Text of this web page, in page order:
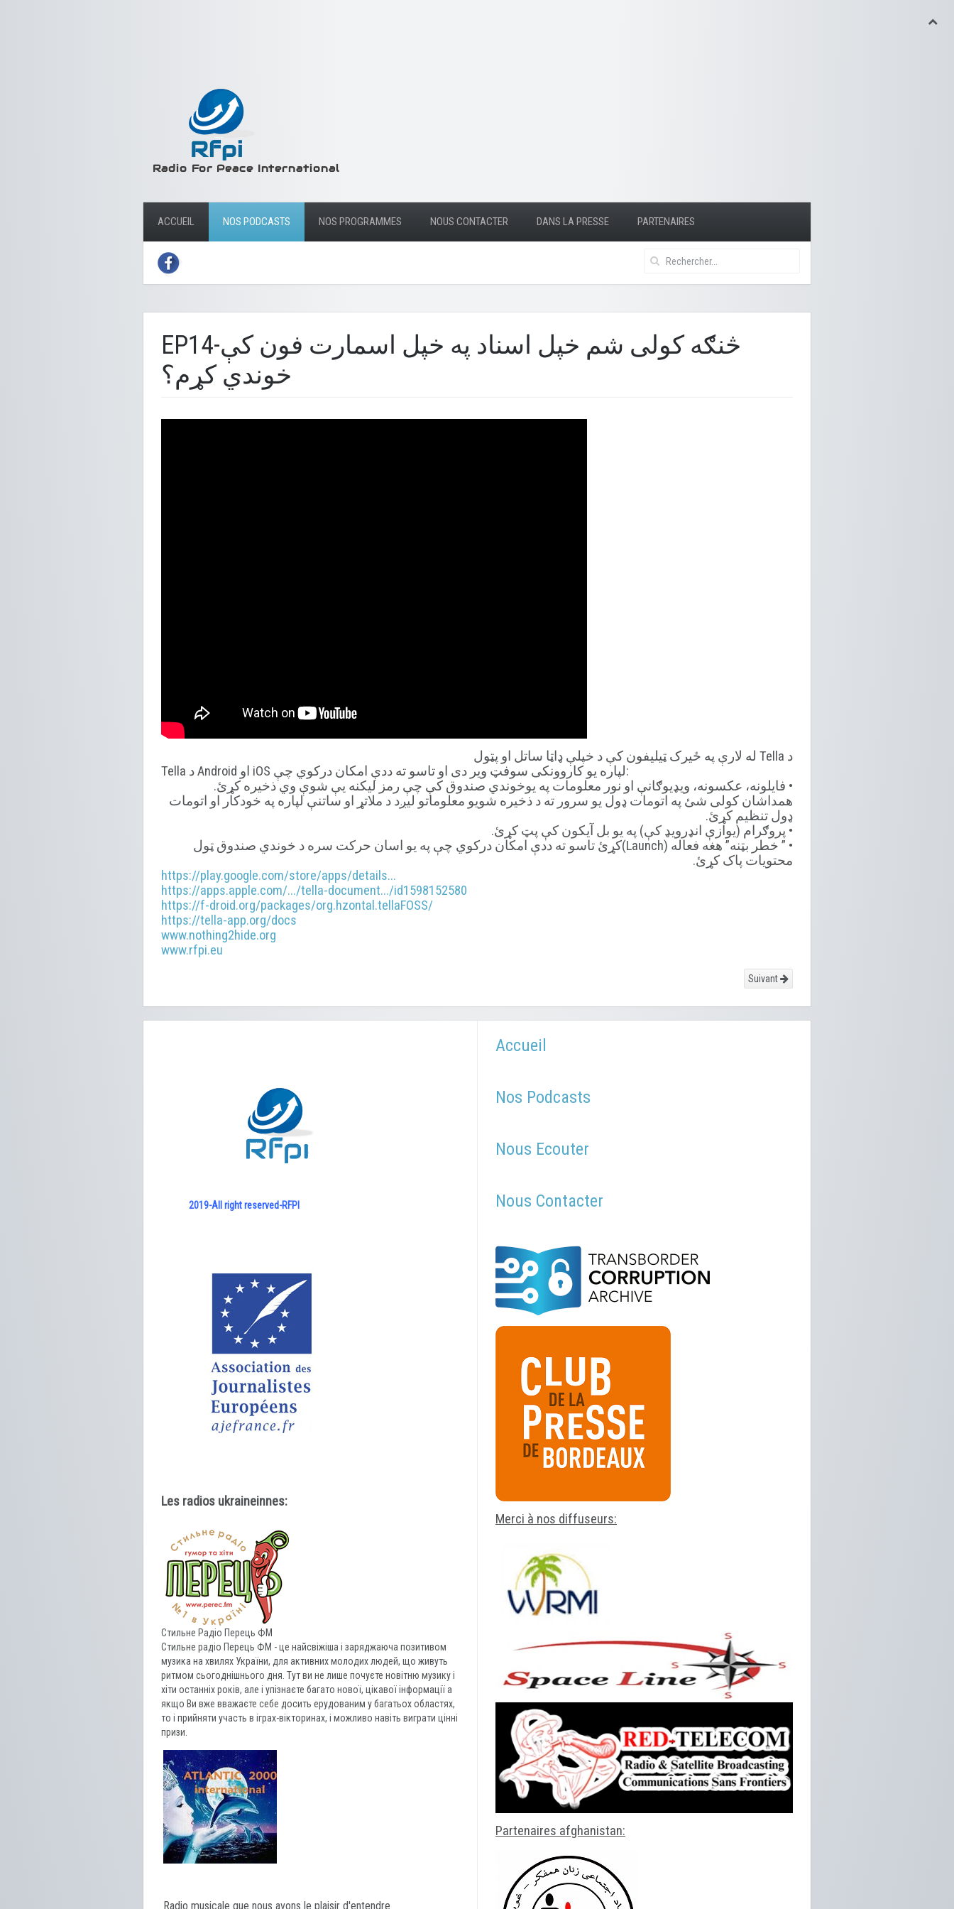
ACCUEIL NOS PODCASTS NOS PROGRAMMES NOUS CONTACTER DANS LA PRESSE PARTENAIRES
EP14-څنګه کولی شم خپل اسناد په خپل اسمارت فون کې
خوندي کړم؟
د Tella له لارې په ځیرک ټیلیفون کې د خپلې ډاټا ساتل او پټول
Tella د Android او iOS لپاره یو کاروونکی سوفټ ویر دی او تاسو ته ددې امکان درکوي چې:
• فایلونه، عکسونه، ویډیوګانې او نور معلومات په یوخوندي صندوق کې چې رمز لیکنه یې شوې وي ذخیره کړئ.
همداشان کولی شئ په اتومات ډول یو سرور ته د ذخیره شویو معلوماتو لیږد د ملاتړ او ساتنې لپاره په خودکار او اتومات
ډول تنظیم کړئ.
• پروګرام (یوازې انډرویډ کې) په یو بل آیکون کې پټ کړئ.
• ” خطر بټنه” هغه فعاله (Launch)کړئ تاسو ته ددې امکان درکوي چې په یو اسان حرکت سره د خوندي صندوق ټول
محتویات پاک کړئ.
https://play.google.com/store/apps/details...
https://apps.apple.com/.../tella-document.../id1598152580
https://f-droid.org/packages/org.hzontal.tellaFOSS/
https://tella-app.org/docs
www.nothing2hide.org
www.rfpi.eu
Suivant
2019-All right reserved-RFPI
Les radios ukraineinnes:
Стильне Радіо Перець ФМ
Стильне радіо Перець ФМ - це найсвіжіша і заряджаюча позитивом
музика на хвилях України, для активних молодих людей, що живуть
ритмом сьогоднішнього дня. Тут ви не лише почуєте новітню музику і
хіти останніх років, але і упізнаєте багато нової, цікавої інформації а
якщо Ви вже вважаєте себе досить ерудованим у багатьох областях,
то і прийняти участь в іграх-вікторинах, і можливо навіть виграти цінні
призи.
Radio musicale que nous avons le plaisir d'entendre
Accueil
Nos Podcasts
Nous Ecouter
Nous Contacter
Merci à nos diffuseurs:
Partenaires afghanistan: